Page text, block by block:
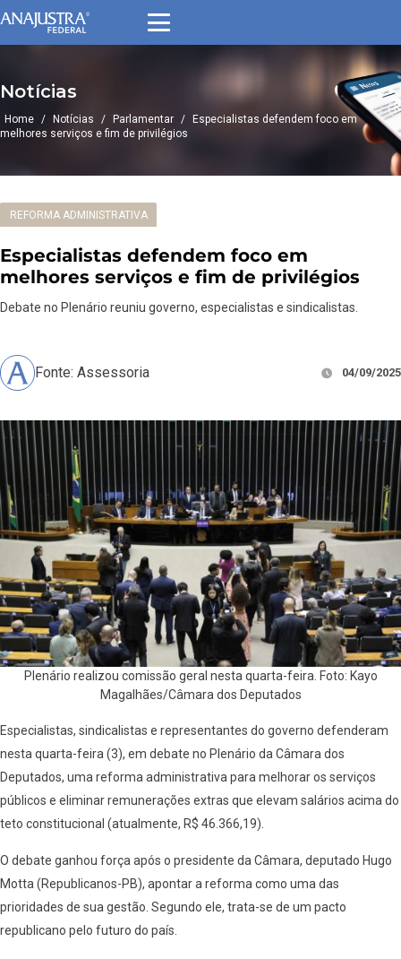
Notícias
Home / Notícias / Parlamentar /
Especialistas defendem foco em
melhores serviços e fim de privilégios
REFORMA ADMINISTRATIVA
Especialistas defendem foco em
melhores serviços e fim de privilégios
Debate no Plenário reuniu governo, especialistas e sindicalistas.
Fonte: Assessoria 04/09/2025
Plenário realizou comissão geral nesta quarta-feira. Foto: Kayo
Magalhães/Câmara dos Deputados
Especialistas, sindicalistas e representantes do governo defenderam
nesta quarta-feira (3), em debate no Plenário da Câmara dos
Deputados, uma reforma administrativa para melhorar os serviços
públicos e eliminar remunerações extras que elevam salários acima do
teto constitucional (atualmente, R$ 46.366,19).
O debate ganhou força após o presidente da Câmara, deputado Hugo
Motta (Republicanos-PB), apontar a reforma como uma das
prioridades de sua gestão. Segundo ele, trata-se de um pacto
republicano pelo futuro do país.